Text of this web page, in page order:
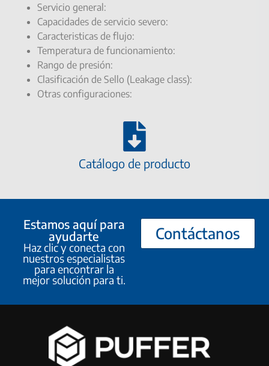
Servicio general:
Capacidades de servicio severo:
Caracteristicas de flujo:
Temperatura de funcionamiento:
Rango de presión:
Clasificación de Sello (Leakage class):
Otras configuraciones:
Catálogo de producto
Estamos aquí para
ayudarte
Haz clic y conecta con
nuestros especialistas
para encontrar la
mejor solución para ti.
Contáctanos